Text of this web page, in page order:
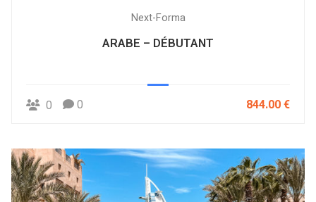
Next-Forma
ARABE – DÉBUTANT
0 0 844.00 €